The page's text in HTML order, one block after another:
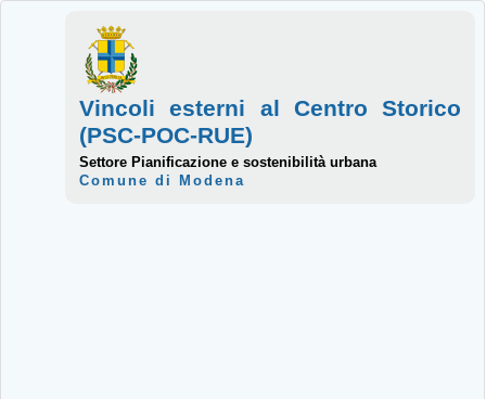
Vincoli esterni al Centro Storico
(PSC-POC-RUE)
Settore Pianificazione e sostenibilità urbana
Comune di Modena